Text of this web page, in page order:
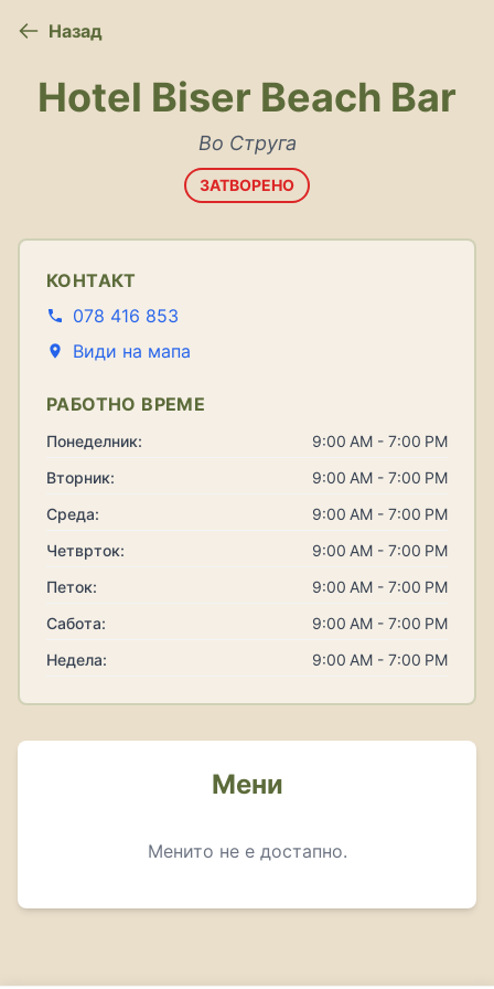
Назад
Hotel Biser Beach Bar
Во Струга
ЗАТВОРЕНО
КОНТАКТ
078 416 853
Види на мапа
РАБОТНО ВРЕМЕ
Понеделник:
9:00 AM - 7:00 PM
Вторник:
9:00 AM - 7:00 PM
Среда:
9:00 AM - 7:00 PM
Четврток:
9:00 AM - 7:00 PM
Петок:
9:00 AM - 7:00 PM
Сабота:
9:00 AM - 7:00 PM
Недела:
9:00 AM - 7:00 PM
Мени
Менито не е достапно.